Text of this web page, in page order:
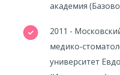
академия
2011 -
медико-
университет